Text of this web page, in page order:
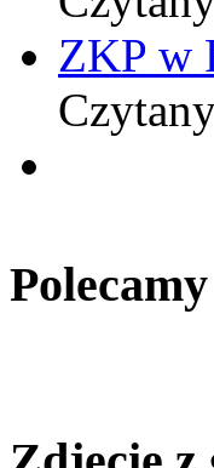
ZKP w
Polecamy